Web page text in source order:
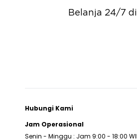
Belanja 24/7
Hubungi Kami
Jam Operasional
Senin - Minggu : Jam 9:00 - 18:00